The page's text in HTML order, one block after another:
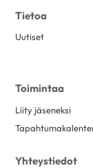
Tietoa
Uutiset
Toimintaa
Liity jäseneksi
Yhteystiedot